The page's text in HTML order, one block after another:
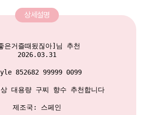
상세설명
은거즐때됬짆아]님 추천
2026.03.31
852682 99999 0099
대용량 구찌 향수 추천합니다
제조국: 스페인